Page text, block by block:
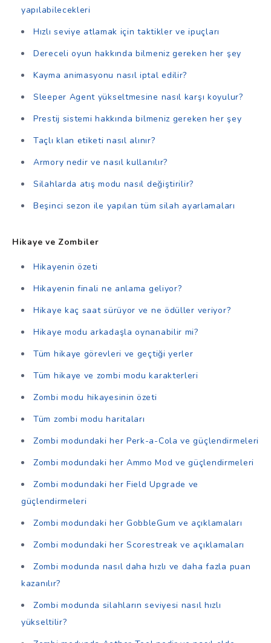
yapılabilecekleri
Hızlı seviye atlamak için taktikler ve ipuçları
Dereceli oyun hakkında bilmeniz gereken her şey
Kayma animasyonu nasıl iptal edilir?
Sleeper Agent yükseltmesine nasıl karşı koyulur?
Prestij sistemi hakkında bilmeniz gereken her şey
Taçlı klan etiketi nasıl alınır?
Armory nedir ve nasıl kullanılır?
Silahlarda atış modu nasıl değiştirilir?
Beşinci sezon ile yapılan tüm silah ayarlamaları
Hikaye ve Zombiler
Hikayenin özeti
Hikayenin finali ne anlama geliyor?
Hikaye kaç saat sürüyor ve ne ödüller veriyor?
Hikaye modu arkadaşla oynanabilir mi?
Tüm hikaye görevleri ve geçtiği yerler
Tüm hikaye ve zombi modu karakterleri
Zombi modu hikayesinin özeti
Tüm zombi modu haritaları
Zombi modundaki her Perk-a-Cola ve güçlendirmeleri
Zombi modundaki her Ammo Mod ve güçlendirmeleri
Zombi modundaki her Field Upgrade ve
güçlendirmeleri
Zombi modundaki her GobbleGum ve açıklamaları
Zombi modundaki her Scorestreak ve açıklamaları
Zombi modunda nasıl daha hızlı ve daha fazla puan
kazanılır?
Zombi modunda silahların seviyesi nasıl hızlı
yükseltilir?